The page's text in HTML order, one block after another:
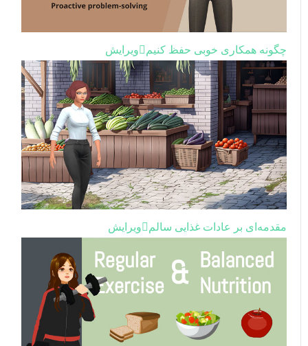
چگونه همکاری خوبی حفظ کنیم ویرایش
مقدمه‌ای بر عادات غذایی سالم ویرایش